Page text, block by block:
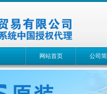
网站首页 公司